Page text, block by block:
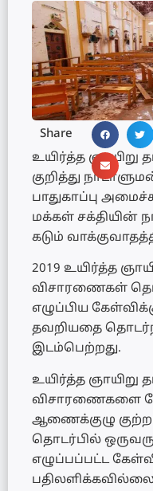
Share
உயிர்த்த ஞாயிறு
குறித்து
பாதுகாப்பு
மக்கள் சக்தியின்
கடும்
2019 உயிர்த்த
விசாரணைகள்
எழுப்பிய
தவறியதை
இடம்பெற்றது.
உயிர்த்த ஞாயிறு
விசாரணைகளை
ஆணைக்குழு
தொடர்பில்
எழுப்பப்பட்ட